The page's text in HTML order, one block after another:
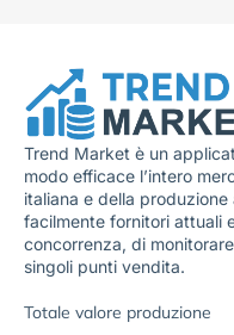
Trend Market è un
modo efficace l’intero
italiana e della
facilmente fornitori attuali
concorrenza, di
singoli punti vendita.
Totale valore produzione